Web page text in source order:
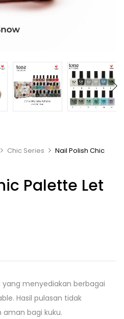
Chic Series
Nail Polish Chic
Palette Let
yang menyediakan berbagai
Hasil pulasan tidak
bagi kuku.